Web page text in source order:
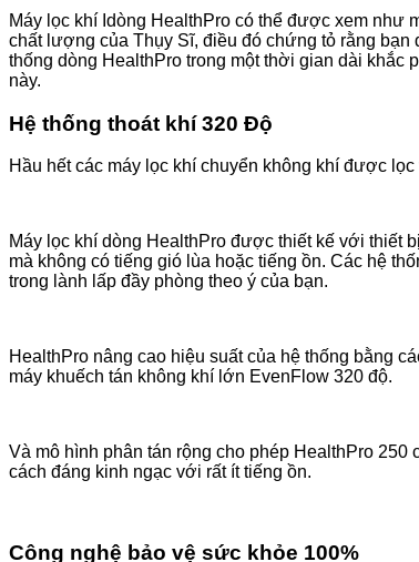
Máy lọc khí Idòng HealthPro có thể được xem như
chất lượng của Thụy Sĩ, điều đó chứng tỏ rằng
thống dòng HealthPro trong một thời gian dài khắc
này.
Hệ thống thoát khí 320 Độ
Hầu hết các máy lọc khí chuyển không khí được
Máy lọc khí dòng HealthPro được thiết kế với thiết
mà không có tiếng gió lùa hoặc tiếng ồn. Các hệ
trong lành lấp đầy phòng theo ý của bạn.
HealthPro nâng cao hiệu suất của hệ thống bằng
máy khuếch tán không khí lớn EvenFlow 320 độ.
Và mô hình phân tán rộng cho phép HealthPro
cách đáng kinh ngạc với rất ít tiếng ồn.
Công nghệ bảo vệ sức khỏe 100%